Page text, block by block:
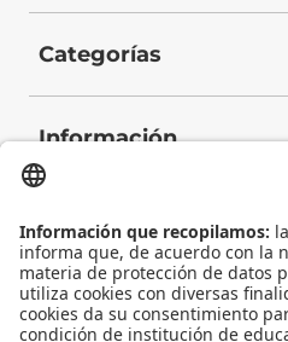
Categorías
Información
Contacto